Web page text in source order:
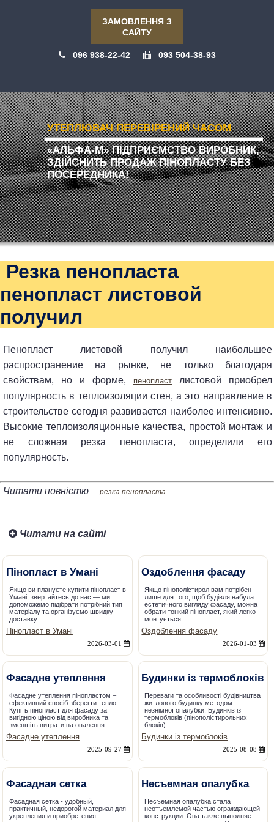
ЗАМОВЛЕННЯ З
САЙТУ
096 938-22-42 093 504-38-93
УТЕПЛЮВАЧ ПЕРЕВІРЕНИЙ ЧАСОМ
«АЛЬФА-М» ПІДПРИЄМСТВО ВИРОБНИК,
ЗДІЙСНИТЬ ПРОДАЖ ПІНОПЛАСТУ БЕЗ
ПОСЕРЕДНИКА!
Резка пенопласта
пенопласт листовой
получил
Пенопласт листовой получил наибольшее
распространение на рынке, не только благодаря
свойствам, но и форме,
пенопласт листовой приобрел
популярность в теплоизоляции стен, а это направление в
строительстве сегодня развивается наиболее интенсивно.
Высокие теплоизоляционные качества, простой монтаж и
не сложная резка пенопласта, определили его
популярность.
Читати повністю резка пенопласта
Читати на сайті
Пінопласт в Умані
Якщо ви плануєте купити пінопласт в
Умані, звертайтесь до нас — ми
допоможемо підібрати потрібний тип
матеріалу та організуємо швидку
доставку.
Пінопласт в Умані
2026-03-01
Оздоблення фасаду
Якщо пінополістирол вам потрібен
лише для того, щоб будівля набула
естетичного вигляду фасаду, можна
обрати тонкий пінопласт, який легко
монтується.
Оздоблення фасаду
2026-01-03
Фасадне утеплення
Фасадне утеплення пінопластом –
ефективний спосіб зберегти тепло.
Купіть пінопласт для фасаду за
вигідною ціною від виробника та
зменшіть витрати на опалення
Фасадне утеплення
2025-09-27
Будинки із термоблоків
Переваги та особливості будівництва
житлового будинку методом
незнімної опалубки. Будинків із
термоблоків (пінополістирольних
блоків).
Будинки із термоблоків
2025-08-08
Фасадная сетка
Фасадная сетка - удобный,
практичный, недорогой материал для
укрепления и приобретения
Несъемная опалубка
Несъемная опалубка стала
неотъемлемой частью ограждающей
конструкции. Она также выполняет